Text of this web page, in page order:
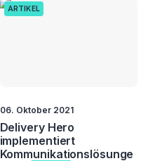
ARTIKEL
06. Oktober 2021
Delivery Hero
implementiert
Kommunikationslösunge